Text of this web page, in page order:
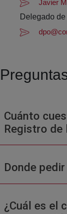
Javier
Delegado
Cuánto
Registro de
Donde
¿Cuál es el